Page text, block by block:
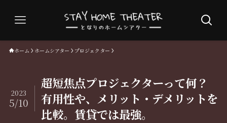
ホーム ホームシアター プロジェクター
超短焦点プロジェクターって何？
有用性や、メリット・デメリットを
比較。賃貸では最強。
2023
5/10